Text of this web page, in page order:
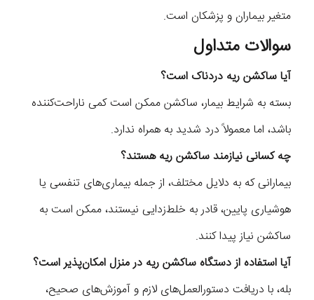
متغیر بیماران و پزشکان است.
سوالات متداول
آیا ساکشن ریه دردناک است؟
بسته به شرایط بیمار، ساکشن ممکن است کمی ناراحت‌کننده
باشد، اما معمولاً درد شدید به همراه ندارد.
چه کسانی نیازمند ساکشن ریه هستند؟
بیمارانی که به دلایل مختلف، از جمله بیماری‌های تنفسی یا
هوشیاری پایین، قادر به خلط‌زدایی نیستند، ممکن است به
ساکشن نیاز پیدا کنند.
آیا استفاده از دستگاه ساکشن ریه در منزل امکان‌پذیر است؟
بله، با دریافت دستورالعمل‌های لازم و آموزش‌های صحیح،